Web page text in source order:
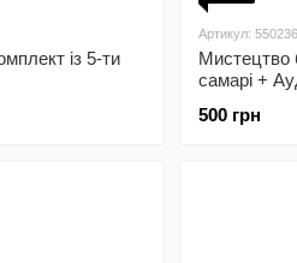
із 5-ти
Артикул: 550236
Мистецтво
самарі +
500 грн